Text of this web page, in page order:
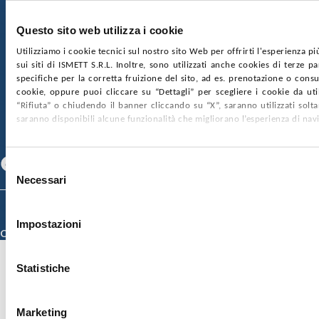
Questo sito web utilizza i cookie
Utilizziamo i cookie tecnici sul nostro sito Web per offrirti l'esperienza
sui siti di ISMETT S.R.L. Inoltre, sono utilizzati anche cookies di terze
specifiche per la corretta fruizione del sito, ad es. prenotazione o
cookie, oppure puoi cliccare su “Dettagli” per scegliere i cookie da
“Rifiuta” o chiudendo il banner cliccando su “X”, saranno utilizzati
saranno disponibili alcune funzionalità che migliorano l’esperienza di
Selezione
delNecessari
Impostazioni
Statistiche
Marketing
nr. REA PA-201818 P.I. 04544550827
SOCIETÀ TRASPARENTE WHISTLEBLOWING
GARE E CONTRATTIPRIVACYCOOKIE POLICY
SOSTIENICIMAPPA DEL SITOACCESSIBILITÀ
CONTATTI
Specializzazione)
Credits